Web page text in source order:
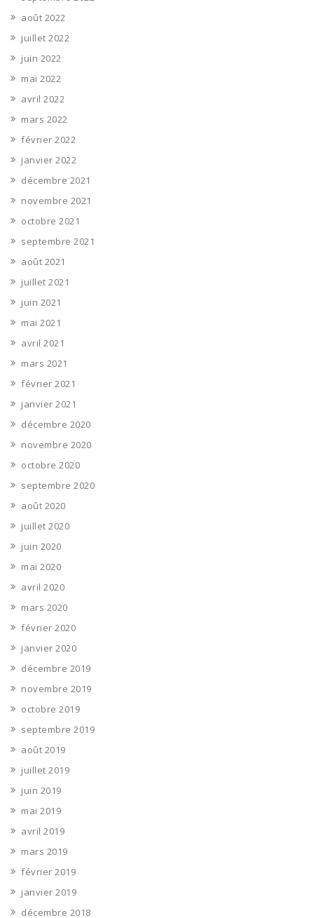
août 2022
juillet 2022
juin 2022
mai 2022
avril 2022
mars 2022
février 2022
janvier 2022
décembre 2021
novembre 2021
octobre 2021
septembre 2021
août 2021
juillet 2021
juin 2021
mai 2021
avril 2021
mars 2021
février 2021
janvier 2021
décembre 2020
novembre 2020
octobre 2020
septembre 2020
août 2020
juillet 2020
juin 2020
mai 2020
avril 2020
mars 2020
février 2020
janvier 2020
décembre 2019
novembre 2019
octobre 2019
septembre 2019
août 2019
juillet 2019
juin 2019
mai 2019
avril 2019
mars 2019
février 2019
janvier 2019
décembre 2018